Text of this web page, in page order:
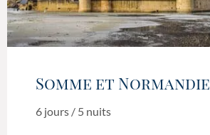
Somme et Normandie
6 jours / 5 nuits